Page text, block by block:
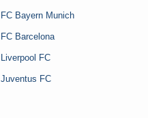
FC Bayern Munich
FC Barcelona
Liverpool FC
Juventus FC